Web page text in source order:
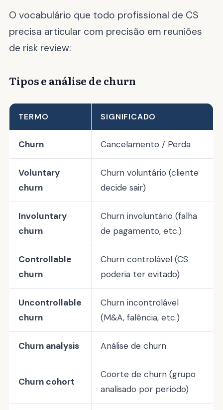
O vocabulário que todo profissional de CS
precisa articular com precisão em reuniões
de risk review:
Tipos e análise de churn
TERMO SIGNIFICADO
Churn Cancelamento / Perda
Voluntary
churn
Churn voluntário (cliente
decide sair)
Involuntary
churn
Churn involuntário (falha
de pagamento, etc.)
Controllable
churn
Churn controlável (CS
poderia ter evitado)
Uncontrollable
churn
Churn incontrolável
(M&A, falência, etc.)
Churn analysis Análise de churn
Churn cohort
Coorte de churn (grupo
analisado por período)